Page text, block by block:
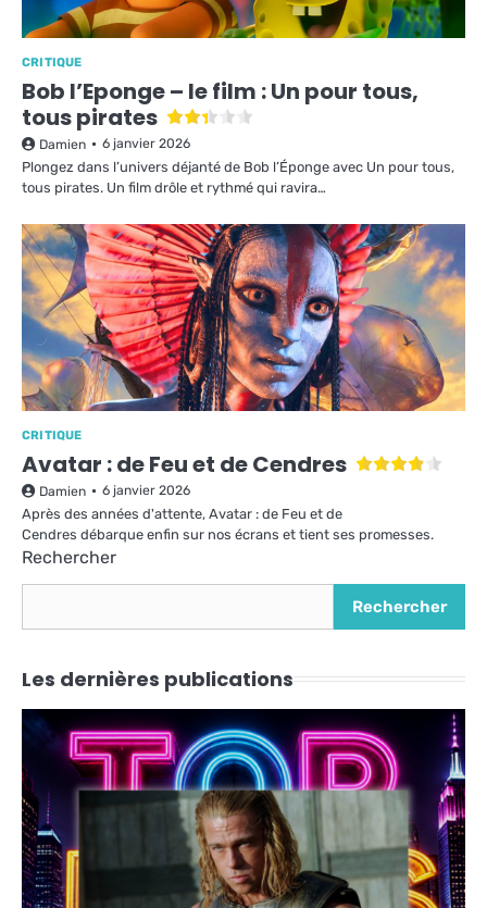
CRITIQUE
Bob l’Eponge – le film : Un pour tous,
tous pirates
Damien 6 janvier 2026
Plongez dans l’univers déjanté de Bob l’Éponge avec Un pour tous,
tous pirates. Un film drôle et rythmé qui ravira…
CRITIQUE
Avatar : de Feu et de Cendres
Damien 6 janvier 2026
Après des années d'attente, Avatar : de Feu et de
Cendres débarque enfin sur nos écrans et tient ses promesses.
Rechercher
Rechercher
Les dernières publications